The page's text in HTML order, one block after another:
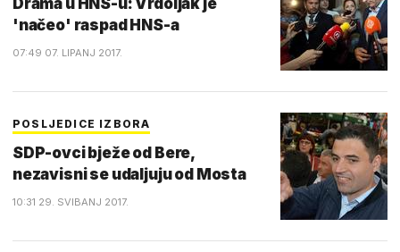
Drama u HNS-u: Vrdoljak je
'načeo' raspad HNS-a
07:49 07. LIPANJ 2017.
POSLJEDICE IZBORA
SDP-ovci bježe od Bere,
nezavisni se udaljuju od Mosta
10:31 29. SVIBANJ 2017.